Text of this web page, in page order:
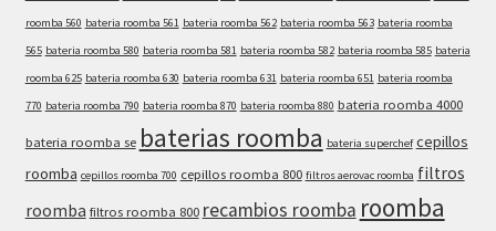
roomba 560 bateria roomba 561 bateria roomba 562 bateria roomba 563 bateria roomba
565 bateria roomba 580 bateria roomba 581 bateria roomba 582 bateria roomba 585 bateria
roomba 625 bateria roomba 630 bateria roomba 631 bateria roomba 651 bateria roomba
770 bateria roomba 790 bateria roomba 870 bateria roomba 880 bateria roomba 4000
bateria roomba se baterias roomba bateria superchef cepillos
roomba cepillos roomba 700 cepillos roomba 800 filtros aerovac roomba filtros
roomba filtros roomba 800 recambios roomba roomba